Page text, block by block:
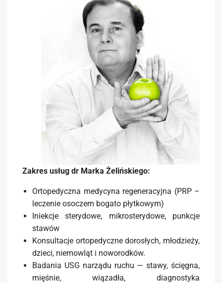
Zakres usług dr Marka Żelińskiego:
Ortopedyczna medycyna regeneracyjna (PRP –
leczenie osoczem bogato płytkowym)
Iniekcje sterydowe, mikrosterydowe, punkcje
stawów
Konsultacje ortopedyczne dorosłych, młodzieży,
dzieci, niemowląt i noworodków.
Badania USG narządu ruchu — stawy, ścięgna,
mięśnie, wiązadła, diagnostyka